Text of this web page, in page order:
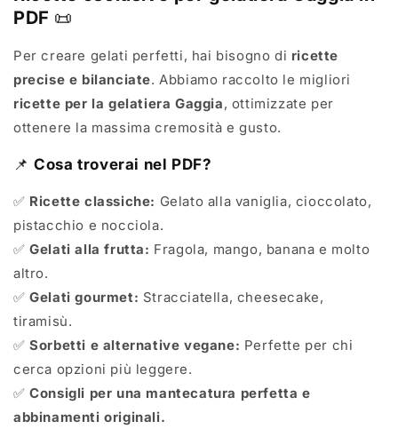
PDF 📜
Per creare gelati perfetti, hai bisogno di ricette
precise e bilanciate. Abbiamo raccolto le migliori
ricette per la gelatiera Gaggia, ottimizzate per
ottenere la massima cremosità e gusto.
📌Cosa troverai nel PDF?
✅ Ricette classiche: Gelato alla vaniglia, cioccolato,
pistacchio e nocciola.
✅Gelati alla frutta: Fragola, mango, banana e molto
altro.
✅Gelati gourmet: Stracciatella, cheesecake,
tiramisù.
✅Sorbetti e alternative vegane: Perfette per chi
cerca opzioni più leggere.
✅Consigli per una mantecatura perfetta e
abbinamenti originali.